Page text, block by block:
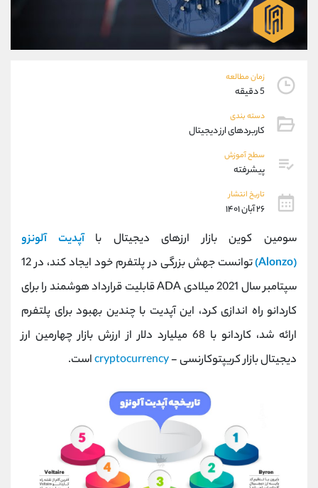
زمان مطالعه
5 دقیقه
دسته بندی
کاربردهای ارز دیجیتال
سطح آموزش
پیشرفته
تاریخ انتشار
۲۶ آبان ۱۴۰۱
سومین کوین بازار ارزهای دیجیتال با
آپدیت آلونزو
(Alonzo)
توانست جهش بزرگی در پلتفرم خود ایجاد کند، در 12
سپتامبر سال 2021 میلادی ADA قابلیت قرارداد هوشمند را برای
کاردانو راه اندازی کرد، این آپدیت با چندین بهبود برای پلتفرم
ارائه شد، کاردانو با 68 میلیارد دلار از ارزش بازار چهارمین ارز
دیجیتال بازار کریپتوکارنسی -cryptocurrencyاست.
واتساپ
تلگرام @Armteam_admin_por
پشتیبان فروش
موبایل
داخلی
اطلاعات تماس (دفتر فروش)
تلفن 021-22021030
بدون پیش شماره 90001030
اینستاگرام @alireza.mehrabii
کانال تلگرام @alirezamehrabi_com